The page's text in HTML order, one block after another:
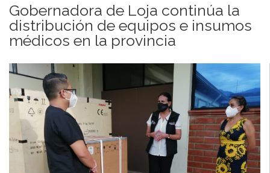
Gobernadora de Loja continúa la
distribución de equipos e insumos
médicos en la provincia